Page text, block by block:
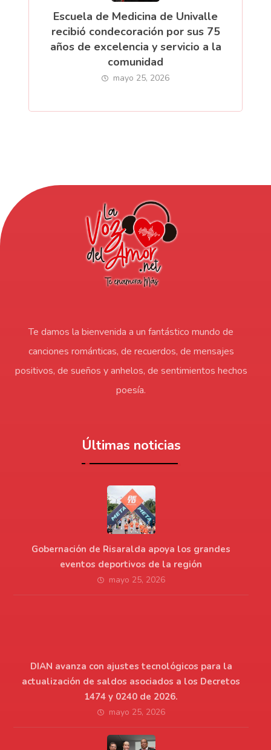
Escuela de Medicina de Univalle
recibió condecoración por sus 75
años de excelencia y servicio a la
comunidad
mayo 25, 2026
Te damos la bienvenida a un fantástico mundo de
canciones románticas, de recuerdos, de mensajes
positivos, de sueños y anhelos, de sentimientos hechos
poesía.
Últimas noticias
Gobernación de Risaralda apoya los grandes
eventos deportivos de la región
mayo 25, 2026
DIAN avanza con ajustes tecnológicos para la
actualización de saldos asociados a los Decretos
1474 y 0240 de 2026.
mayo 25, 2026